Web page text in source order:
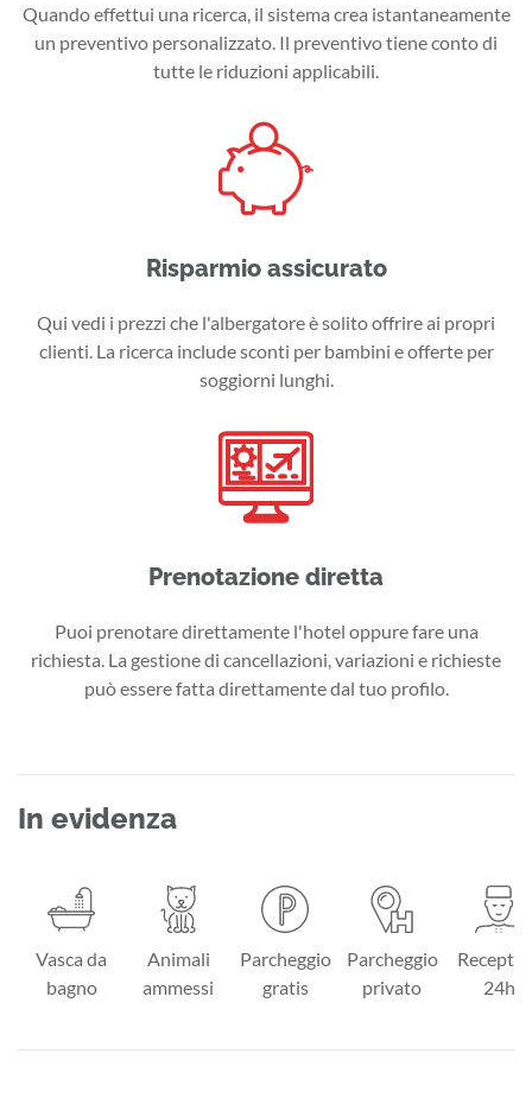
Quando effettui una ricerca, il sistema crea istantaneamente
un preventivo personalizzato. Il preventivo tiene conto di
tutte le riduzioni applicabili.
Risparmio assicurato
Qui vedi i prezzi che l'albergatore è solito offrire ai propri
clienti. La ricerca include sconti per bambini e offerte per
soggiorni lunghi.
Prenotazione diretta
Puoi prenotare direttamente l'hotel oppure fare una
richiesta. La gestione di cancellazioni, variazioni e richieste
può essere fatta direttamente dal tuo profilo.
In evidenza
Vasca da
bagno
Animali
ammessi
Parcheggio
gratis
Parcheggio
privato
24h